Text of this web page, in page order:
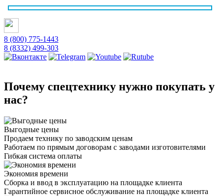
8 (800) 775-1443
8 (8332) 499-303
Почему спецтехнику нужно покупать у
нас?
Выгодные цены
Продаем технику по заводским ценам
Работаем по прямым договорам с заводами изготовителями
Гибкая система оплаты
Экономия времени
Сборка и ввод в эксплуатацию на площадке клиента
Гарантийное сервисное обслуживание на площадке клиента